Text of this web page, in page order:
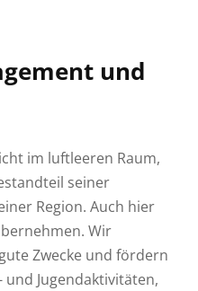
und
im luftleeren Raum,
seiner
Region. Auch hier
Wir
Zwecke und fördern
Jugendaktivitäten,